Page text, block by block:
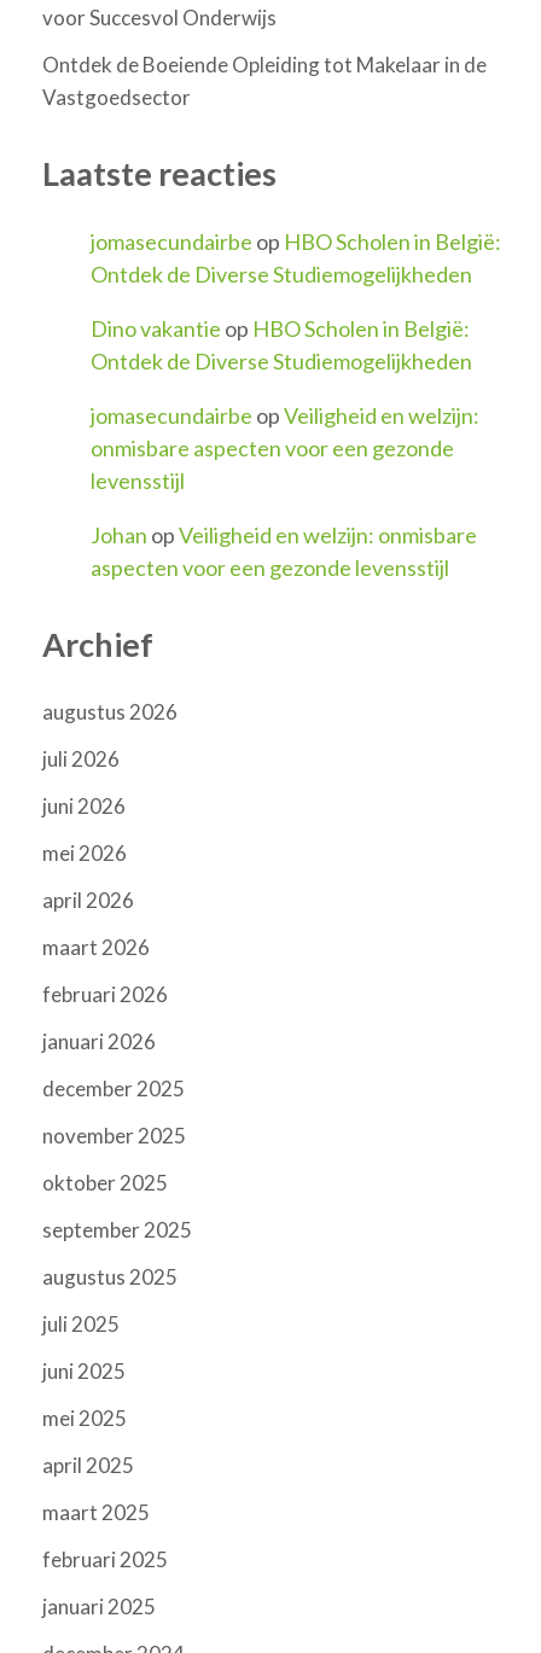
voor Succesvol Onderwijs
Ontdek de Boeiende Opleiding tot Makelaar in de
Vastgoedsector
Laatste reacties
jomasecundairbe op HBO Scholen in België:
Ontdek de Diverse Studiemogelijkheden
Dino vakantie op HBO Scholen in België:
Ontdek de Diverse Studiemogelijkheden
jomasecundairbe opVeiligheid en welzijn:
onmisbare aspecten voor een gezonde
levensstijl
Johan opVeiligheid en welzijn: onmisbare
aspecten voor een gezonde levensstijl
Archief
augustus 2026
juli 2026
juni 2026
mei 2026
april 2026
maart 2026
februari 2026
januari 2026
december 2025
november 2025
oktober 2025
september 2025
augustus 2025
juli 2025
juni 2025
mei 2025
april 2025
maart 2025
februari 2025
januari 2025